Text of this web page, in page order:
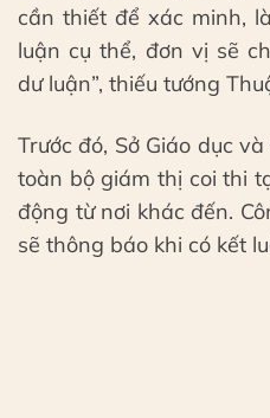
cần thiết để xác minh,
luận cụ thể, đơn vị sẽ
dư luận”, thiếu tướng
Trước đó, Sở Giáo dục
toàn bộ giám thị coi thi
động từ nơi khác đến.
sẽ thông báo khi có kết